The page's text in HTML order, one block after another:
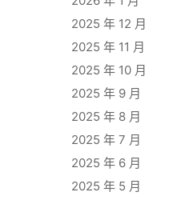
2025 年 12 月
2025 年 11 月
2025 年 10 月
2025 年 9 月
2025 年 8 月
2025 年 7 月
2025 年 6 月
2025 年 5 月